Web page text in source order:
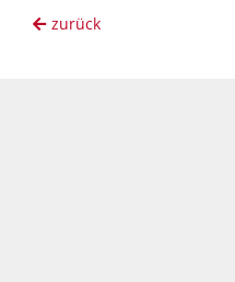
zurück